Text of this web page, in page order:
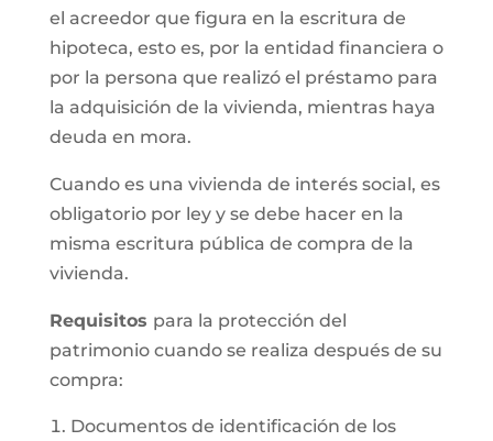
el acreedor que figura en la escritura de
hipoteca, esto es, por la entidad financiera o
por la persona que realizó el préstamo para
la adquisición de la vivienda, mientras haya
deuda en mora.
Cuando es una vivienda de interés social, es
obligatorio por ley y se debe hacer en la
misma escritura pública de compra de la
vivienda.
Requisitos para la protección del
patrimonio cuando se realiza después de su
compra:
Documentos de identificación de los